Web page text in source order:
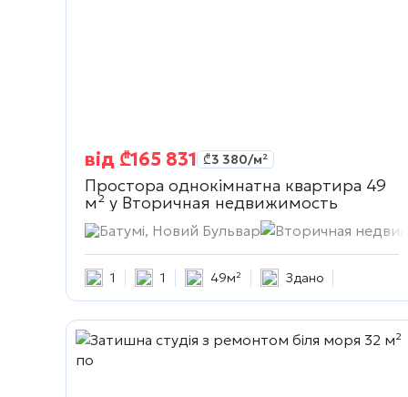
від ₾165 831 ₾3 380/м²
Простора однокімнатна квартира 49
м² у Вторичная недвижимость
Батумі, Новий Бульвар Вторичная
1 1 49м² Здано